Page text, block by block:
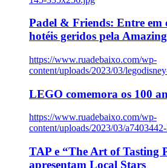
Padel & Friends: Entre em
hotéis geridos pela
https://www.ruadebaixo.com/wp-
content/uploads/2023/03/
LEGO comemora os 100
https://www.ruadebaixo.com/wp-
content/uploads/2023/03/
TAP e “The Art of Tasting
apresentam Local Stars